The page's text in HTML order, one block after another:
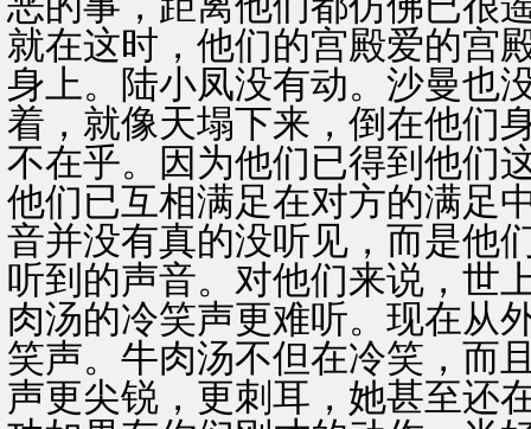
就在这时，他们的宫殿爱的宫
身上。陆小凤没有动。沙曼也
着，就像天塌下来，倒在他们
不在乎。因为他们已得到他们
他们已互相满足在对方的满足
音并没有真的没听见，而是他
听到的声音。对他们来说，世
肉汤的冷笑声更难听。现在从
笑声。牛肉汤不但在冷笑，而
声更尖锐，更刺耳，她甚至还